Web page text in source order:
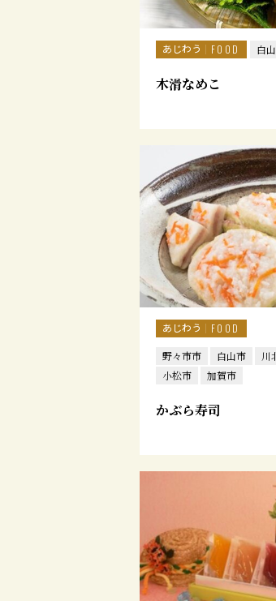
あじわう FOOD 白
木滑なめこ
あじわう
FOOD
野々市市
白山市 川
小松市
加賀市
かぶら寿司